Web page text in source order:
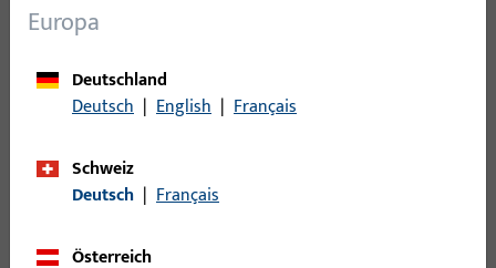
Sichtschutz - Verdunkelung
Spaltlüftung
Sperrbügel
Steuerteil mechanisch
Stützbock
Europa
Deutschland
Deutsch | English | Français
Schweiz
Deutsch | Français
Österreich